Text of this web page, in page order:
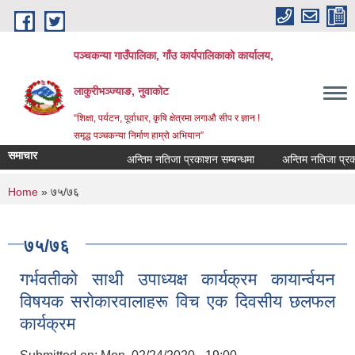
Skip to main content
पञ्‍चकन्या गाउँपालिका, गाँउ कार्यपालिकाको कार्यालय,
लाकुरीभञ्‍ज्याङ, नुवाकोट
“शिक्षा, पर्यटन, पूर्वाधार, कृषि क्षेत्रमा लगाऔ सीप र ज्ञान !
समृद्ध पञ्‍चकन्या निर्माण हाम्रो अभियान”
समाचार अन्तिम नतिजा प्रकाशन सम्बन्धमा अन्तिम नतिजा
You are here
Home » ७५/७६
७५/७६
गर्भवतीकाे साथी उपाध्यक्ष कार्यक्रम कायार्न्वयन
विषयक सराेकारवालाहरू विच एक दिवसीय छलफल
कार्यक्रम